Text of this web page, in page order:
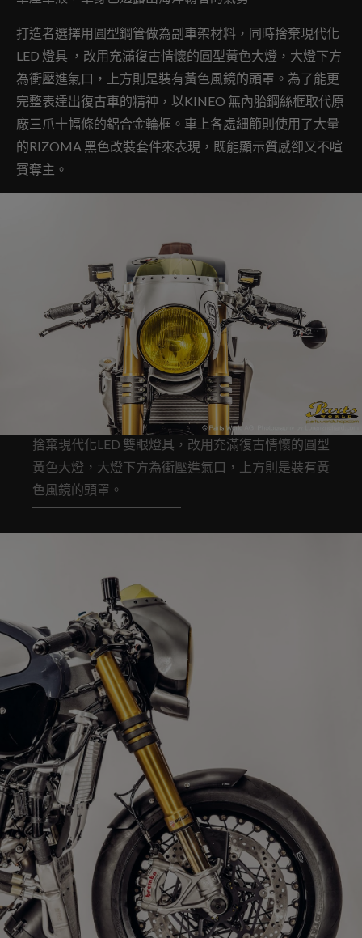
打造者選擇用圓型鋼管做為副車架材料，同時捨棄現代化
LED 燈具 ，改用充滿復古情懷的圓型黃色大燈，大燈下方
為衝壓進氣口，上方則是裝有黃色風鏡的頭罩。為了能更
完整表達出復古車的精神，以KINEO 無內胎鋼絲框取代原
廠三爪十幅條的鋁合金輪框。車上各處細節則使用了大量
的RIZOMA 黑色改裝套件來表現，既能顯示質感卻又不喧
賓奪主。
捨棄現代化LED 雙眼燈具，改用充滿復古情懷的圓型
黃色大燈，大燈下方為衝壓進氣口，上方則是裝有黃
色風鏡的頭罩。